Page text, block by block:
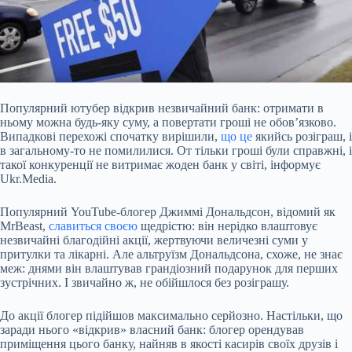
Популярний ютубер відкрив незвичайний банк: отримати в
ньому можна будь-яку суму, а повертати гроші не обов’язково.
Випадкові перехожі спочатку вирішили, що це якийсь розіграш, і
в загальному-то не помилилися. От тільки гроші були справжні, і
такої конкуренції не витримає жоден банк у світі, інформує
Ukr.Media.
Популярний YouTube-блогер Джиммі Дональдсон, відомий як
MrBeast, славиться своєю щедрістю: він нерідко влаштовує
незвичайні благодійні акції, жертвуючи величезні суми у
притулки та лікарні. Але альтруїзм Дональдсона, схоже, не знає
меж: днями він влаштував грандіозний подарунок для перших
зустрічних. І звичайно ж, не обійшлося без розіграшу.
До акції блогер підійшов максимально серйозно. Настільки, що
заради нього «відкрив» власний банк: блогер орендував
приміщення цього банку, найняв в якості касирів своїх друзів і